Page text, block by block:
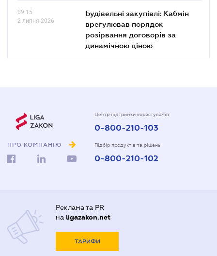
09.15
2 липня 2026
Будівельні закупівлі: Кабмін
врегулював порядок
розірвання договорів за
динамічною ціною
ПРО КОМПАНІЮ
Центр підтримки користувачів
0-800-210-103
Підбір продуктів та рішень
0-800-210-102
Реклама та PR
на ligazakon.net
ТАРИФИ